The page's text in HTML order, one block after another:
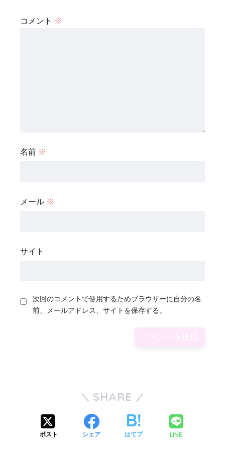
コメント ※
名前 ※
メール ※
サイト
次回のコメントで使用するためブラウザーに自分の名
前、メールアドレス、サイトを保存する。
SHARE
ポスト シェア はてブ LINE